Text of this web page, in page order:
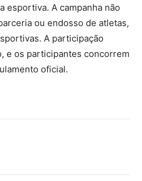
esportiva. A campanha não
ou endosso de atletas,
A participação
e os participantes concorrem
oficial.